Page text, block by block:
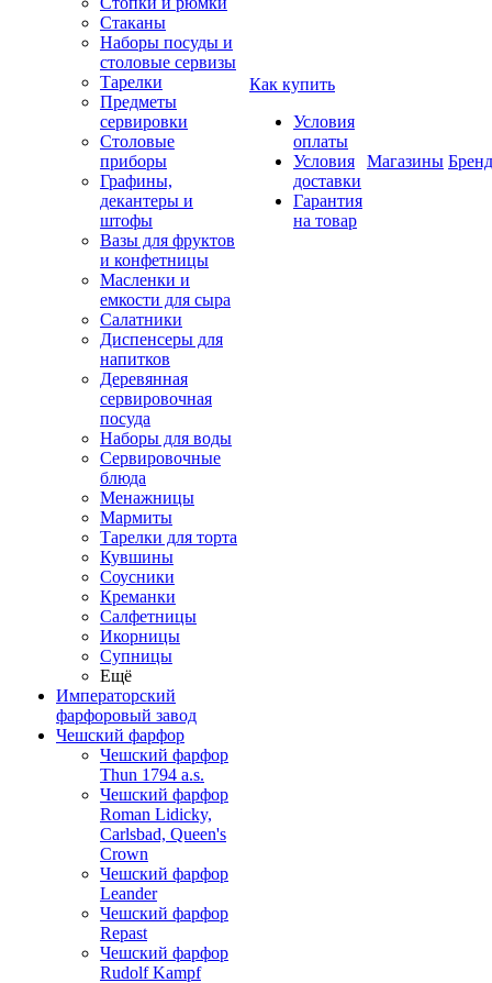
Стаканы
Наборы посуды и
столовые сервизы
Тарелки
Предметы
сервировки
Столовые
приборы
Графины,
декантеры и
штофы
Вазы для фруктов
и конфетницы
Масленки и
емкости для сыра
Салатники
Диспенсеры для
напитков
Деревянная
сервировочная
посуда
Наборы для воды
Сервировочные
блюда
Менажницы
Мармиты
Тарелки для торта
Кувшины
Соусники
Креманки
Салфетницы
Икорницы
Супницы
Ещё
Императорский
фарфоровый завод
Чешский фарфор
Чешский фарфор
Thun 1794 a.s.
Чешский фарфор
Roman Lidicky,
Carlsbad, Queen's
Crown
Чешский фарфор
Leander
Чешский фарфор
Repast
Чешский фарфор
Rudolf Kampf
Как купить
Условия
оплаты
Условия
доставки
Гарантия
на товар
Магазины